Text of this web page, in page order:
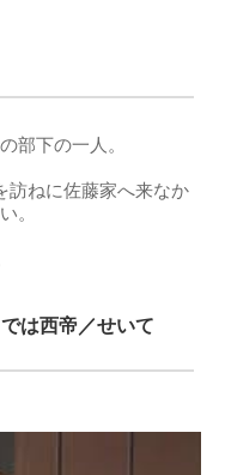
部下の一人。
訪ねに佐藤家へ来なか
。
は西帝／せいて